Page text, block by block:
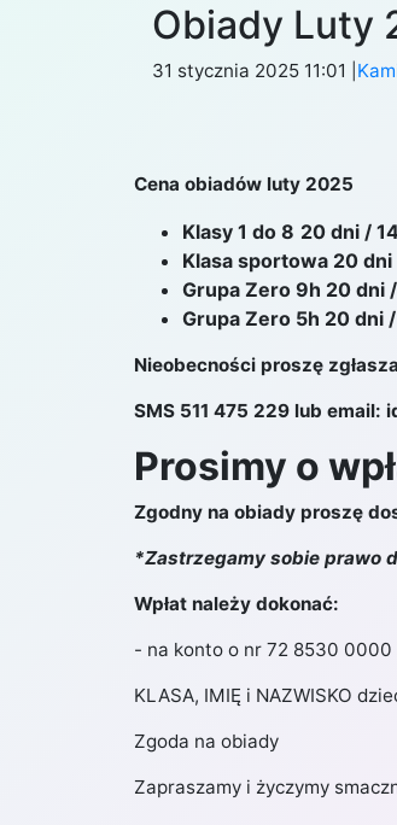
Obiady Luty
31 stycznia 2025 11:01
Cena obiadów luty 2025
Klasy 1 do 8 20 dni /
Klasa sportowa 20 dni
Grupa Zero 9h 20 dni
Grupa Zero 5h 20 dni /
Nieobecności proszę
SMS 511 475 229 lub email:
Prosimy o
Zgodny na obiady proszę
*Zastrzegamy sobie prawo
Wpłat należy dokonać:
- na konto o nr 72 8530
KLASA, IMIĘ i NAZWISKO
Zgoda na obiady
Zapraszamy i życzymy